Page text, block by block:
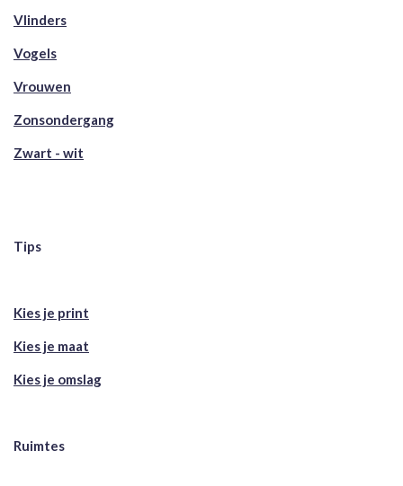
Vlinders
Vogels
Vrouwen
Zonsondergang
Zwart - wit
Tips
Kies je print
Kies je maat
Kies je omslag
Ruimtes